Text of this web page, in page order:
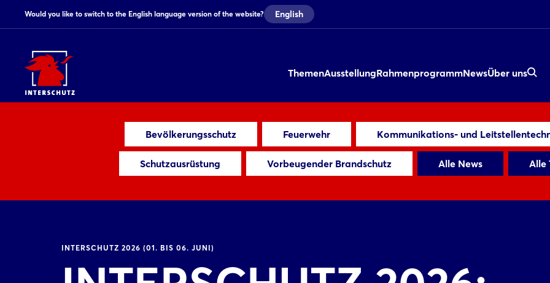
Would you like to switch to the English language version of the website? English
ThemenAusstellungRahmenprogrammNewsÜber uns
Bevölkerungsschutz Feuerwehr Kommunikations- und
Schutzausrüstung Vorbeugender Brandschutz Alle News Alle
INTERSCHUTZ 2026 (01. BIS 06. JUNI)